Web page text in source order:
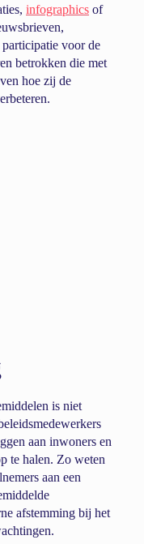
infographics of
voor de
betrokken die met
hoe zij de
is niet
aan inwoners en
te halen. Zo weten
aan een
afstemming bij het